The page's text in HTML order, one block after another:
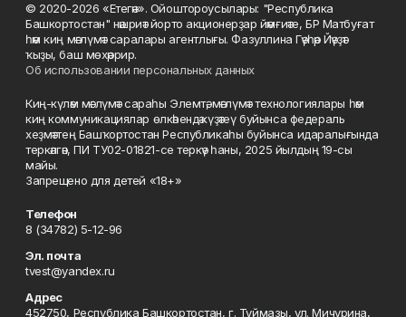
© 2020-2026 «Етегән». Ойоштороусылары: "Республика
Башкортостан" нәшриәт йорто акционерҙар йәмғиәте, БР Матбуғат
һәм киң мәғлүмәт саралары агентлығы. Фазуллина Гәүһәр Йәүҙәт
ҡыҙы, баш мөхәррир.
Об использовании персональных данных
Киң-күләм мәғлүмәт сараһы Элемтә, мәғлүмәт технологиялары һәм
киң коммуникациялар өлкәһендә күҙәтеү буйынса федераль
хеҙмәттең Башҡортостан Республикаһы буйынса идаралығында
теркәлгән, ПИ ТУ02-01821-се теркәү һаны, 2025 йылдың 19-сы
майы.
Запрещено для детей «18+»
Телефон
8 (34782) 5-12-96
Эл. почта
tvest@yandex.ru
Адрес
452750, Республика Башкортостан, г. Туймазы, ул. Мичурина,